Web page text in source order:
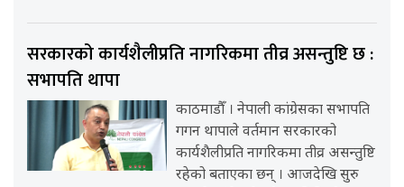
सरकारको कार्यशैलीप्रति नागरिकमा तीव्र असन्तुष्टि छ :
सभापति थापा
काठमाडौँ । नेपाली कांग्रेसका सभापति
गगन थापाले वर्तमान सरकारको
कार्यशैलीप्रति नागरिकमा तीव्र असन्तुष्टि
रहेको बताएका छन् । आजदेखि सुरु